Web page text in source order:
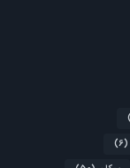
(6)